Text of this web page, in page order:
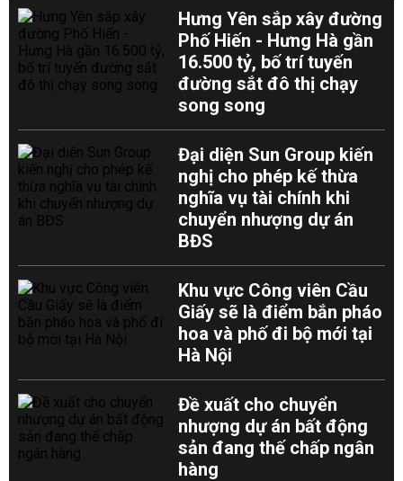
Hưng Yên sắp xây đường
Phố Hiến - Hưng Hà gần
16.500 tỷ, bố trí tuyến
đường sắt đô thị chạy
song song
Đại diện Sun Group kiến
nghị cho phép kế thừa
nghĩa vụ tài chính khi
chuyển nhượng dự án
BĐS
Khu vực Công viên Cầu
Giấy sẽ là điểm bắn pháo
hoa và phố đi bộ mới tại
Hà Nội
Đề xuất cho chuyển
nhượng dự án bất động
sản đang thế chấp ngân
hàng